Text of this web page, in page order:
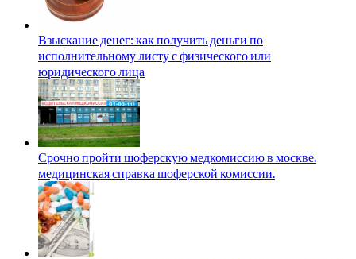
Взыскание денег: как получить деньги по
исполнительному листу с физического или
юридического лица
Срочно пройти шоферскую медкомиссию в москве.
медицинская справка шоферской комиссии.